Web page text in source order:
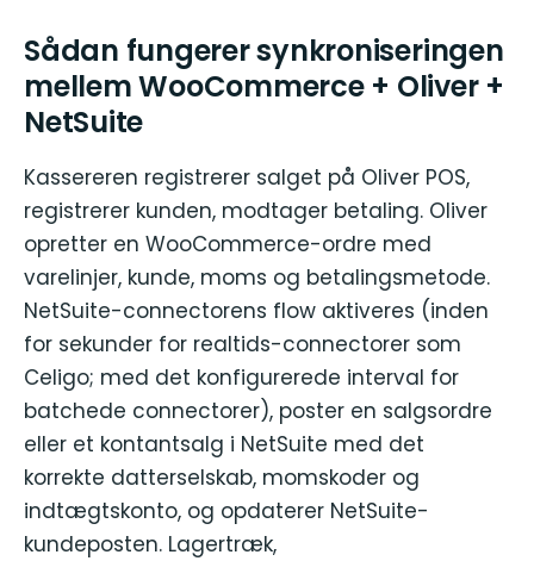
Sådan fungerer synkroniseringen
mellem WooCommerce + Oliver +
NetSuite
Kassereren registrerer salget på Oliver POS,
registrerer kunden, modtager betaling. Oliver
opretter en WooCommerce-ordre med
varelinjer, kunde, moms og betalingsmetode.
NetSuite-connectorens flow aktiveres (inden
for sekunder for realtids-connectorer som
Celigo; med det konfigurerede interval for
batchede connectorer), poster en salgsordre
eller et kontantsalg i NetSuite med det
korrekte datterselskab, momskoder og
indtægtskonto, og opdaterer NetSuite-
kundeposten. Lagertræk,